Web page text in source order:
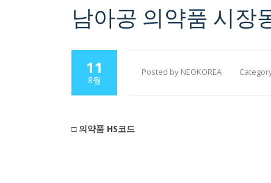
남아공 의약품 시장
11
8월
Posted by NEOKOREA
□ 의약품 HS코드